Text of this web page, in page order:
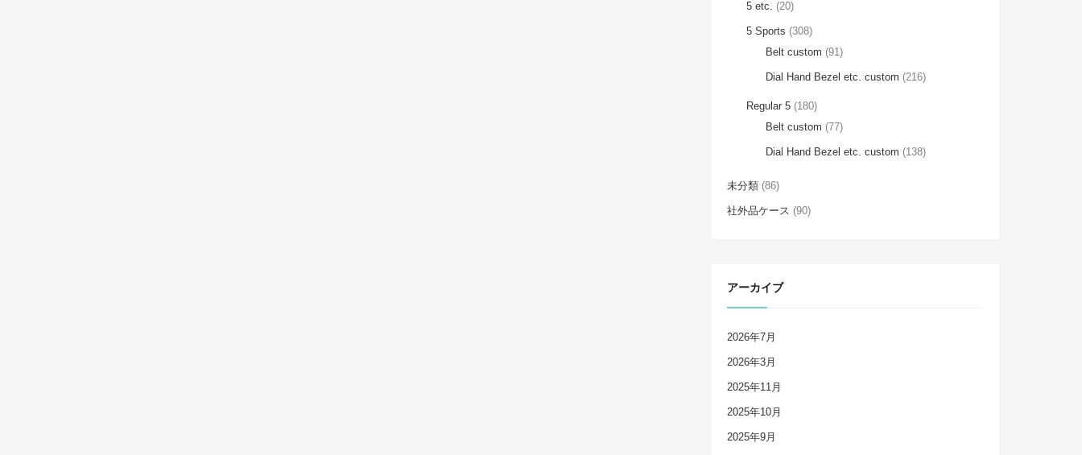
5 etc. (20)
5 Sports (308)
Belt custom (91)
Dial Hand Bezel etc. custom (216)
Regular 5 (180)
Belt custom (77)
Dial Hand Bezel etc. custom (138)
未分類 (86)
社外品ケース (90)
アーカイブ
2026年7月
2026年3月
2025年11月
2025年10月
2025年9月